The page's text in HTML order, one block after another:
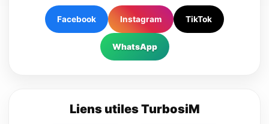
Facebook Instagram TikTok
WhatsApp
Liens utiles TurbosiM